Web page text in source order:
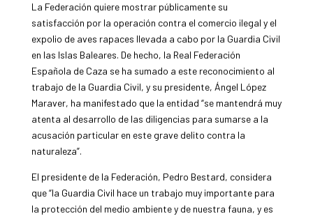
La Federación quiere mostrar públicamente su
satisfacción por la operación contra el comercio ilegal y el
expolio de aves rapaces llevada a cabo por la Guardia Civil
en las Islas Baleares. De hecho, la Real Federación
Española de Caza se ha sumado a este reconocimiento al
trabajo de la Guardia Civil, y su presidente, Ángel López
Maraver, ha manifestado que la entidad “se mantendrá muy
atenta al desarrollo de las diligencias para sumarse a la
acusación particular en este grave delito contra la
naturaleza”.
El presidente de la Federación, Pedro Bestard, considera
que “la Guardia Civil hace un trabajo muy importante para
la protección del medio ambiente y de nuestra fauna, y es